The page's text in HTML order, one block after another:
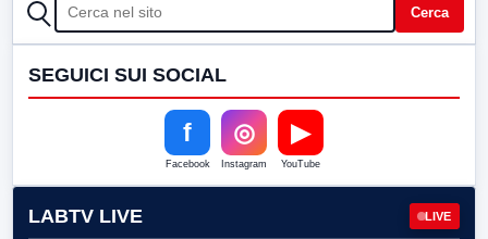
CERCA Cerca
SEGUICI SUI SOCIAL
f
Facebook
◎
Instagram
▶
YouTube
LABTV LIVE LIVE